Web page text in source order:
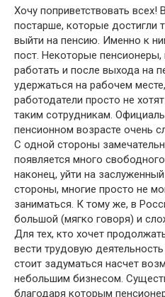
Хочу поприветствовать
постарше, которые достигли
выйти на пенсию. Именно к
пост. Некоторые
работать и после выхода на
удержаться на рабочем
работодатели просто не
таким сотрудникам.
пенсионном возрасте очень
С одной стороны
появляется много
наконец, уйти на
стороны, многие просто не
заниматься. К тому же, в
большой (мягко говоря) и
Для тех, кто хочет
вести трудовую
стоит задуматься насчет
небольшим бизнесом.
благодаря которым